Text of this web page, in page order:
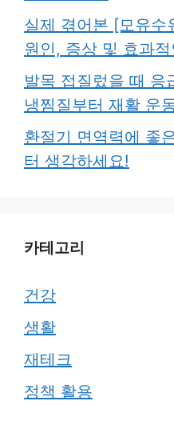
실제 겪어본 [모유수
원인, 증상 및 효과적
발목 접질렀을 때 응
냉찜질부터 재활 운
환절기 면역력에 좋
터 생각하세요!
카테고리
건강
생활
재테크
정책 활용